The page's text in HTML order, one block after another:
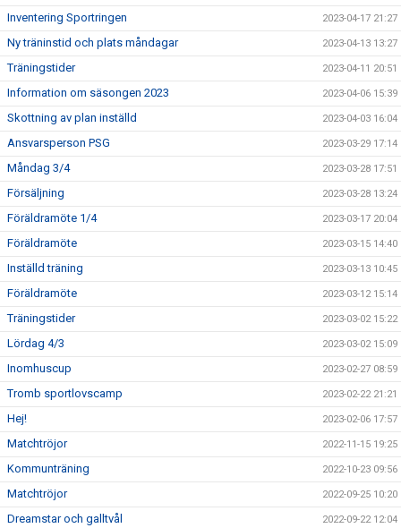
Inventering Sportringen 2023-04-17 21:27
Ny träninstid och plats måndagar 2023-04-13 13:27
Träningstider 2023-04-11 20:51
Information om säsongen 2023 2023-04-06 15:39
Skottning av plan inställd 2023-04-03 16:04
Ansvarsperson PSG 2023-03-29 17:14
Måndag 3/4 2023-03-28 17:51
Försäljning 2023-03-28 13:24
Föräldramöte 1/4 2023-03-17 20:04
Föräldramöte 2023-03-15 14:40
Inställd träning 2023-03-13 10:45
Föräldramöte 2023-03-12 15:14
Träningstider 2023-03-02 15:22
Lördag 4/3 2023-03-02 15:09
Inomhuscup 2023-02-27 08:59
Tromb sportlovscamp 2023-02-22 21:21
Hej! 2023-02-06 17:57
Matchtröjor 2022-11-15 19:25
Kommunträning 2022-10-23 09:56
Matchtröjor 2022-09-25 10:20
Dreamstar och galltvål 2022-09-22 12:04